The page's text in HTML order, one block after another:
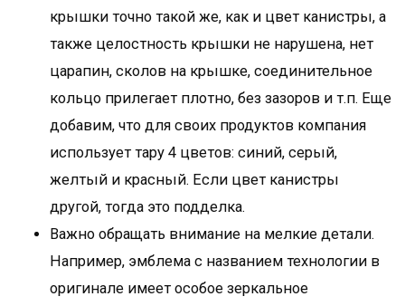
крышки точно такой же, как и цвет канистры, а
также целостность крышки не нарушена, нет
царапин, сколов на крышке, соединительное
кольцо прилегает плотно, без зазоров и т.п. Еще
добавим, что для своих продуктов компания
использует тару 4 цветов: синий, серый,
желтый и красный. Если цвет канистры
другой, тогда это подделка.
Важно обращать внимание на мелкие детали.
Например, эмблема с названием технологии в
оригинале имеет особое зеркальное